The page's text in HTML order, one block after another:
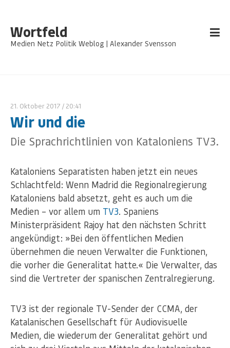
Wortfeld
Medien Netz Politik Weblog | Alexander Svensson
21. Oktober 2017 / 20:41
Wir und die
Die Sprachrichtlinien von Kataloniens TV3.
Kataloniens Separatisten haben jetzt ein neues
Schlachtfeld: Wenn Madrid die Regionalregierung
Kataloniens bald absetzt, geht es auch um die
Medien – vor allem um TV3. Spaniens
Ministerpräsident Rajoy hat den nächsten Schritt
angekündigt: »Bei den öffentlichen Medien
übernehmen die neuen Verwalter die Funktionen,
die vorher die Generalitat hatte.« Die Verwalter, das
sind die Vertreter der spanischen Zentralregierung.
TV3 ist der regionale TV-Sender der CCMA, der
Katalanischen Gesellschaft für Audiovisuelle
Medien, die wiederum der Generalitat gehört und